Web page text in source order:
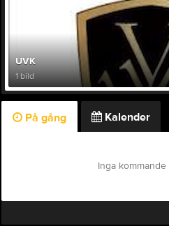
UVK
1 bild
På gång Kalender
Inga